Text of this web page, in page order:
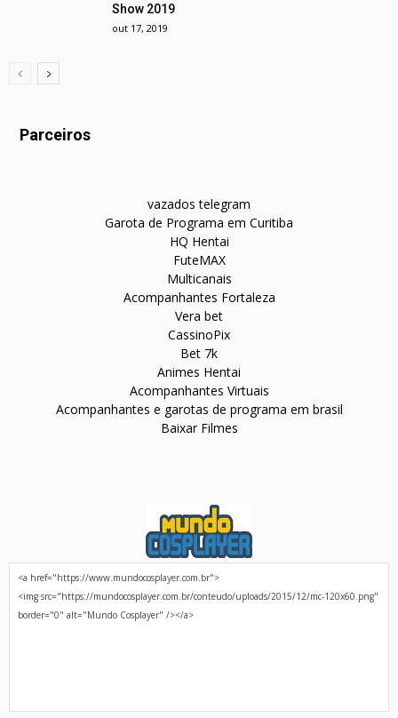
Show 2019
out 17, 2019
Parceiros
vazados telegram
Garota de Programa em Curitiba
HQ Hentai
FuteMAX
Multicanais
Acompanhantes Fortaleza
Vera bet
CassinoPix
Bet 7k
Animes Hentai
Acompanhantes Virtuais
Acompanhantes e garotas de programa em brasil
Baixar Filmes